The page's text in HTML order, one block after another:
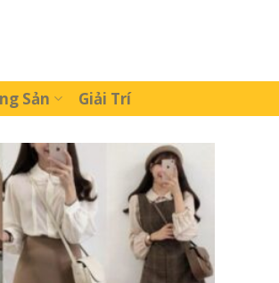
Sản Giải Trí